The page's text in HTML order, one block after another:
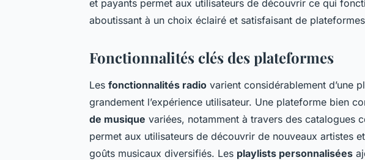
et payants permet aux utilisateurs de découvrir ce qui
aboutissant à un choix éclairé et satisfaisant de
Fonctionnalités clés des plateformes
Les fonctionnalités radio varient considérablement d’une
grandement l’expérience utilisateur. Une plateforme bien
de musique variées, notamment à travers des catalogues
permet aux utilisateurs de découvrir de nouveaux artistes
goûts musicaux diversifiés. Les playlists personnalisées